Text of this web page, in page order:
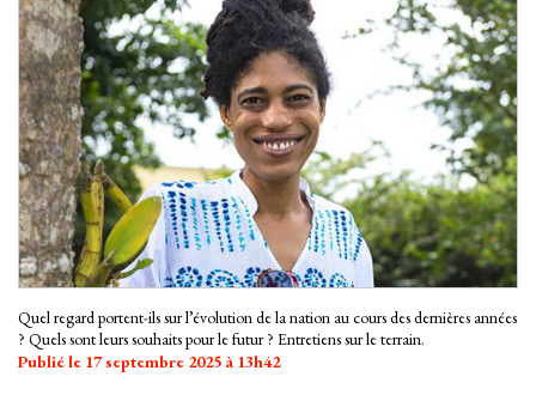
Quel regard portent-ils sur l’évolution de la nation au cours des dernières années
? Quels sont leurs souhaits pour le futur ? Entretiens sur le terrain.
Publié le 17 septembre 2025 à 13h42